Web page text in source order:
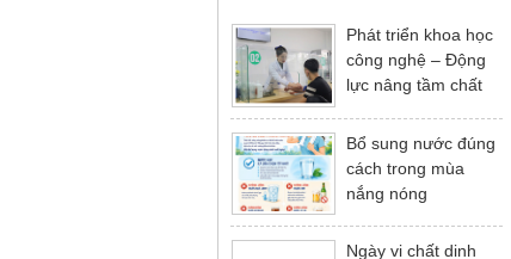
Phát triển khoa học
công nghệ – Động
lực nâng tầm chất
bệnh
Bổ sung nước đúng
cách trong mùa
nắng nóng
Ngày vi chất dinh